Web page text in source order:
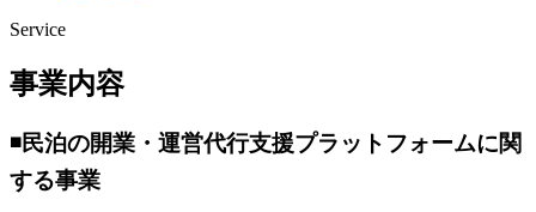
Service
事業内容
◾️民泊の開業・運営代行支援プラットフォームに関
する事業